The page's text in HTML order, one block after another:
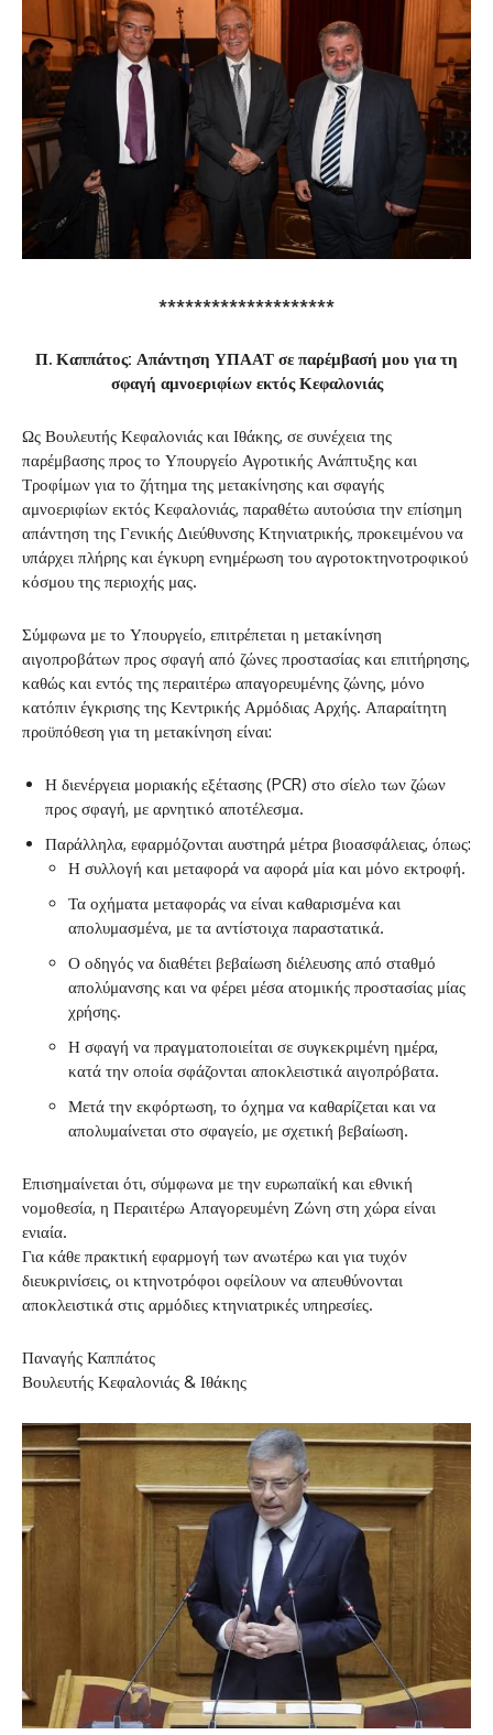
********************
Π. Καππάτος: Απάντηση ΥΠΑΑΤ σε παρέμβασή μου για τη
σφαγή αμνοεριφίων εκτός Κεφαλονιάς
Ως Βουλευτής Κεφαλονιάς και Ιθάκης, σε συνέχεια της
παρέμβασης προς το Υπουργείο Αγροτικής Ανάπτυξης και
Τροφίμων για το ζήτημα της μετακίνησης και σφαγής
αμνοεριφίων εκτός Κεφαλονιάς, παραθέτω αυτούσια την επίσημη
απάντηση της Γενικής Διεύθυνσης Κτηνιατρικής, προκειμένου να
υπάρχει πλήρης και έγκυρη ενημέρωση του αγροτοκτηνοτροφικού
κόσμου της περιοχής μας.
Σύμφωνα με το Υπουργείο, επιτρέπεται η μετακίνηση
αιγοπροβάτων προς σφαγή από ζώνες προστασίας και επιτήρησης,
καθώς και εντός της περαιτέρω απαγορευμένης ζώνης, μόνο
κατόπιν έγκρισης της Κεντρικής Αρμόδιας Αρχής. Απαραίτητη
προϋπόθεση για τη μετακίνηση είναι:
Η διενέργεια μοριακής εξέτασης (PCR) στο σίελο των ζώων
προς σφαγή, με αρνητικό αποτέλεσμα.
Παράλληλα, εφαρμόζονται αυστηρά μέτρα βιοασφάλειας, όπως:
Η συλλογή και μεταφορά να αφορά μία και μόνο εκτροφή.
Τα οχήματα μεταφοράς να είναι καθαρισμένα και
απολυμασμένα, με τα αντίστοιχα παραστατικά.
Ο οδηγός να διαθέτει βεβαίωση διέλευσης από σταθμό
απολύμανσης και να φέρει μέσα ατομικής προστασίας μίας
χρήσης.
Η σφαγή να πραγματοποιείται σε συγκεκριμένη ημέρα,
κατά την οποία σφάζονται αποκλειστικά αιγοπρόβατα.
Μετά την εκφόρτωση, το όχημα να καθαρίζεται και να
απολυμαίνεται στο σφαγείο, με σχετική βεβαίωση.
Επισημαίνεται ότι, σύμφωνα με την ευρωπαϊκή και εθνική
νομοθεσία, η Περαιτέρω Απαγορευμένη Ζώνη στη χώρα είναι
ενιαία.
Για κάθε πρακτική εφαρμογή των ανωτέρω και για τυχόν
διευκρινίσεις, οι κτηνοτρόφοι οφείλουν να απευθύνονται
αποκλειστικά στις αρμόδιες κτηνιατρικές υπηρεσίες.
Παναγής Καππάτος
Βουλευτής Κεφαλονιάς & Ιθάκης